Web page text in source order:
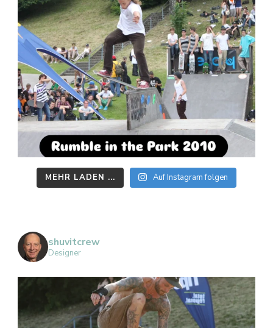
MEHR LADEN ... Auf Instagram folgen
shuvitcrew
Designer